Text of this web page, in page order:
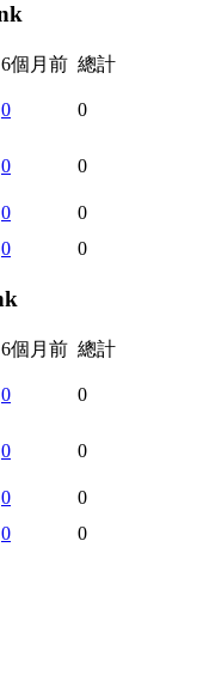
6個月前 總計
0 0
0 0
0
0
0 0
6個月前 總計
0 0
0 0
0
0
0 0